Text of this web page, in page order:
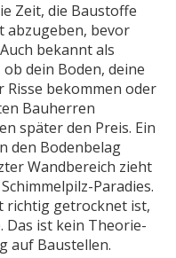
Zeit, die Baustoffe
abzugeben, bevor
bekannt als
dein Boden, deine
bekommen oder
Bauherren
später den Preis. Ein
den Bodenbelag
Wandbereich zieht
Paradies.
richtig getrocknet ist,
Das ist kein Theorie-
auf Baustellen.